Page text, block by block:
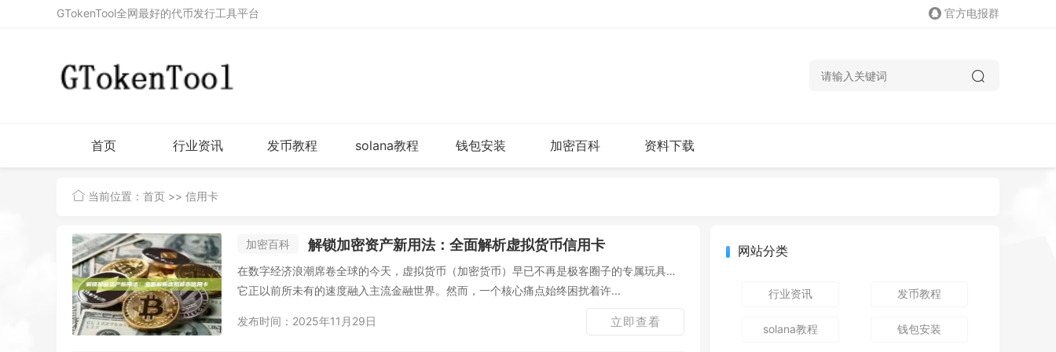
GTokenTool全网最好的代币发行工具平台 官方电报群
首页 行业资讯 发币教程 solana教程 钱包安装 加密百科 资料下载
当前位置： 首页 >> 信用卡
加密百科 解锁加密资产新用法：全面解析虚拟货币信用卡
在数字经济浪潮席卷全球的今天，虚拟货币（加密货币）早已不再是极客圈子的专属玩具，
它正以前所未有的速度融入主流金融世界。然而，一个核心痛点始终困扰着许...
发布时间：2025年11月29日 立即查看
网站分类
行业资讯 发币教程
solana教程 钱包安装